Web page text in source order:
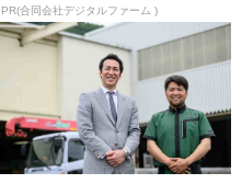
PR(合同会社デジタルファーム )